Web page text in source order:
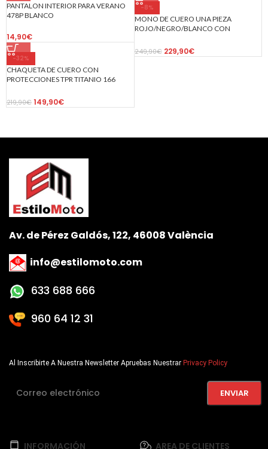
PANTALON INTERIOR PARA VERANO
478P BLANCO
14,90€
-8%
MONO DE CUERO UNA PIEZA
ROJO/NEGRO/BLANCO CON
NIÑOS
249,90€ 229,90€
-32%
CHAQUETA DE CUERO CON
PROTECCIONES TPR TITANIO 166
219,90€ 149,90€
AREA DE CLIENTES
INFORMACIÓN
Al Inscribirte A Nuestra Newsletter Apruebas Nuestrar Privacy Policy
Av. de Pérez Galdós, 122, 46008 València
info@estilomoto.com
633 688 666
960 64 12 31